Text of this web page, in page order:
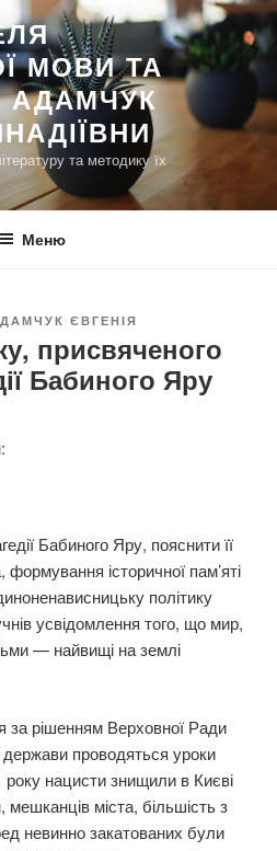
МОВИ ТА
АДАМЧУК
та методику їх
Меню
ЄВГЕНІЯ
присвяченого
Бабиного Яру
Бабиного Яру, пояснити її
історичної пам’яті
політику
усвідомлення того, що мир,
— найвищі на землі
за рішенням Верховної Ради
проводяться уроки
року нацисти знищили в Києві
міста, більшість з
невинно закатованих були